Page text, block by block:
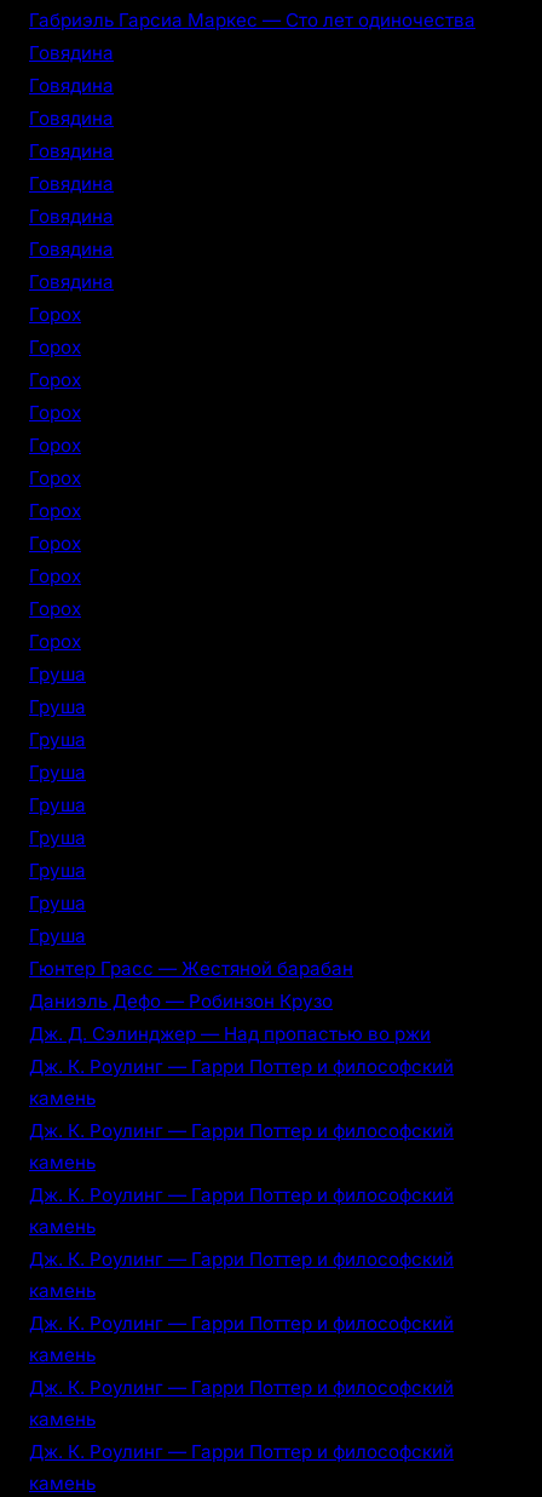
Габриэль Гарсиа Маркес — Сто лет одиночества
Говядина
Говядина
Говядина
Говядина
Говядина
Говядина
Говядина
Говядина
Горох
Горох
Горох
Горох
Горох
Горох
Горох
Горох
Горох
Горох
Горох
Груша
Груша
Груша
Груша
Груша
Груша
Груша
Груша
Груша
Гюнтер Грасс — Жестяной барабан
Даниэль Дефо — Робинзон Крузо
Дж. Д. Сэлинджер — Над пропастью во ржи
Дж. К. Роулинг — Гарри Поттер и философский
камень
Дж. К. Роулинг — Гарри Поттер и философский
камень
Дж. К. Роулинг — Гарри Поттер и философский
камень
Дж. К. Роулинг — Гарри Поттер и философский
камень
Дж. К. Роулинг — Гарри Поттер и философский
камень
Дж. К. Роулинг — Гарри Поттер и философский
камень
Дж. К. Роулинг — Гарри Поттер и философский
камень